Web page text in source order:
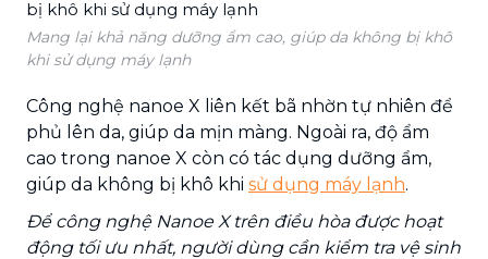
Mang lại khả năng dưỡng ẩm cao, giúp da không bị khô
khi sử dụng máy lạnh
Công nghệ nanoe X liên kết bã nhờn tự nhiên để
phủ lên da, giúp da mịn màng. Ngoài ra, độ ẩm
cao trong nanoe X còn có tác dụng dưỡng ẩm,
giúp da không bị khô khi sử dụng máy lạnh.
Để công nghệ Nanoe X trên điều hòa được hoạt
động tối ưu nhất, người dùng cần kiểm tra vệ sinh